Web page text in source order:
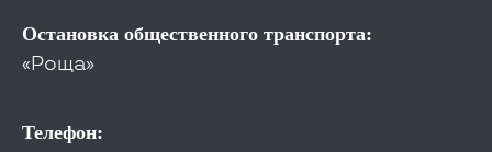
Остановка общественного транспорта:
«Роща»
Телефон: